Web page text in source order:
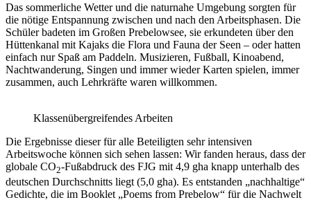
Das sommerliche Wetter und die naturnahe Umgebung sorgten für
die nötige Entspannung zwischen und nach den Arbeitsphasen. Die
Schüler badeten im Großen Prebelowsee, sie erkundeten über den
Hüttenkanal mit Kajaks die Flora und Fauna der Seen – oder hatten
einfach nur Spaß am Paddeln. Musizieren, Fußball, Kinoabend,
Nachtwanderung, Singen und immer wieder Karten spielen, immer
zusammen, auch Lehrkräfte waren willkommen.
Klassenübergreifendes Arbeiten
Die Ergebnisse dieser für alle Beteiligten sehr intensiven
Arbeitswoche können sich sehen lassen: Wir fanden heraus, dass der
globale CO2-Fußabdruck des FJG mit 4,9 gha knapp unterhalb des
deutschen Durchschnitts liegt (5,0 gha). Es entstanden „nachhaltige“
Gedichte, die im Booklet „Poems from Prebelow“ für die Nachwelt